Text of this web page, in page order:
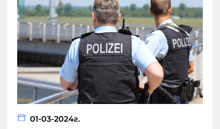
01-03-2024г.